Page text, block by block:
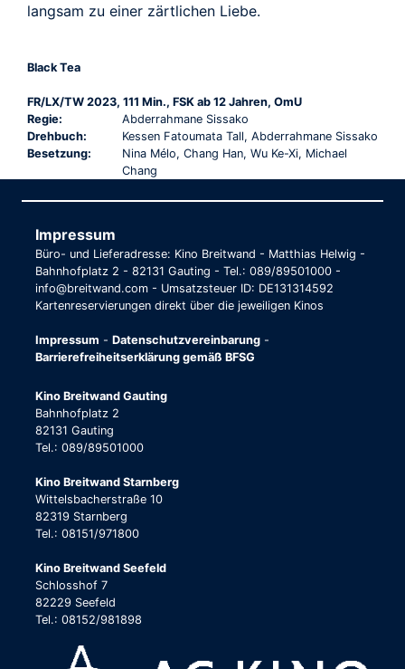
langsam zu einer zärtlichen Liebe.
Black Tea
FR/LX/TW 2023, 111 Min., FSK ab 12 Jahren, OmU
Regie:
Abderrahmane Sissako
Drehbuch:
Kessen Fatoumata Tall, Abderrahmane Sissako
Besetzung:
Nina Mélo, Chang Han, Wu Ke-Xi, Michael
Chang
Impressum
Büro- und Lieferadresse: Kino Breitwand - Matthias Helwig -
Bahnhofplatz 2 - 82131 Gauting - Tel.: 089/89501000 -
info@breitwand.com - Umsatzsteuer ID: DE131314592
Kartenreservierungen direkt über die jeweiligen Kinos
Impressum - Datenschutzvereinbarung -
Barrierefreiheitserklärung gemäß BFSG
Kino Breitwand Gauting
Bahnhofplatz 2
82131 Gauting
Tel.: 089/89501000
Kino Breitwand Starnberg
Wittelsbacherstraße 10
82319 Starnberg
Tel.: 08151/971800
Kino Breitwand Seefeld
Schlosshof 7
82229 Seefeld
Tel.: 08152/981898